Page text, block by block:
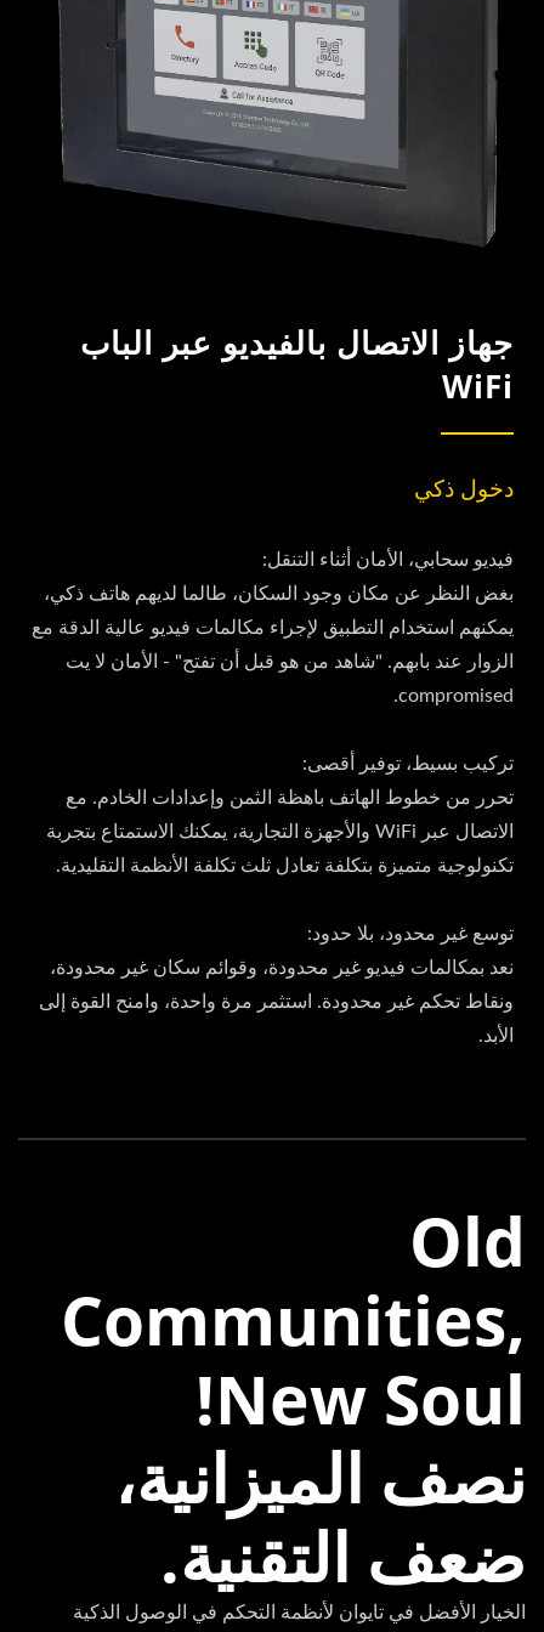
جهاز الاتصال بالفيديو عبر الباب
WiFi
دخول ذكي
فيديو سحابي، الأمان أثناء التنقل:
بغض النظر عن مكان وجود السكان، طالما لديهم هاتف ذكي،
يمكنهم استخدام التطبيق لإجراء مكالمات فيديو عالية الدقة مع
الزوار عند بابهم. "شاهد من هو قبل أن تفتح" - الأمان لا يت
compromised.
تركيب بسيط، توفير أقصى:
تحرر من خطوط الهاتف باهظة الثمن وإعدادات الخادم. مع
الاتصال عبر WiFi والأجهزة التجارية، يمكنك الاستمتاع بتجربة
تكنولوجية متميزة بتكلفة تعادل ثلث تكلفة الأنظمة التقليدية.
توسع غير محدود، بلا حدود:
نعد بمكالمات فيديو غير محدودة، وقوائم سكان غير محدودة،
ونقاط تحكم غير محدودة. استثمر مرة واحدة، وامنح القوة إلى
الأبد.
Old
Communities,
New Soul!
نصف الميزانية،
ضعف التقنية.
الخيار الأفضل في تايوان لأنظمة التحكم في الوصول الذكية